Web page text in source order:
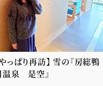
やっぱり再訪】 雪の『房総鴨
温泉 是空』